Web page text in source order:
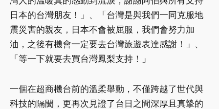
日本的台灣朋友！」、「台灣是與我們一同克服地
震災害的親友，日本不會被屈服，我們會努力加
油，之後有機會一定要去台灣旅遊表達感謝！」、
「等一下就要去買台灣鳳梨支持！」
一個在超商機台前的溫柔舉動，不僅跨越了世代與
科技的隔閡，更再次見證了台日之間深厚且真摯的